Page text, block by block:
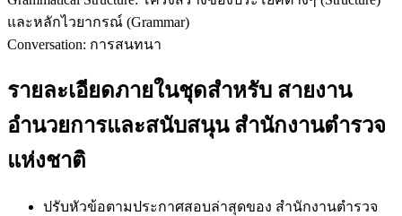
และหลักไวยากรณ์ (Grammar)
Conversation: การสนทนา
รายละเอียดภายในชุดสำหรับ สายงาน
อำนวยการและสนับสนุน สำนักงานตำรวจ
แห่งชาติ
ปรับหัวข้อตามประกาศสอบล่าสุดของ สำนักงานตำรวจ